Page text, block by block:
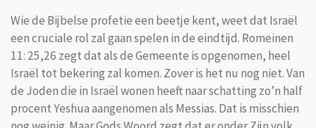
Wie de Bijbelse profetie een beetje kent, weet dat Israël
een cruciale rol zal gaan spelen in de eindtijd. Romeinen
11: 25,26 zegt dat als de Gemeente is opgenomen, heel
Israël tot bekering zal komen. Zover is het nu nog niet. Van
de Joden die in Israël wonen heeft naar schatting zo’n half
procent Yeshua aangenomen als Messias. Dat is misschien